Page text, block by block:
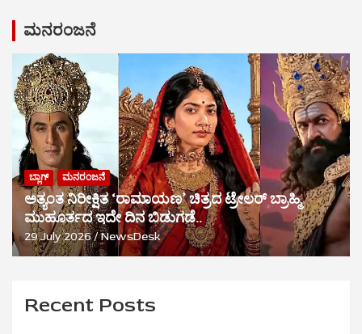
ಮನರಂಜನೆ
ಬ್ಲಾಗ್ ಮನರಂಜನೆ
ಅತ್ಯಂತ ನಿರೀಕ್ಷಿತ ‘ರಾಮಾಯಣ’ ಚಿತ್ರದ ಟ್ರೇಲರ್ ಬ್ರಾಹ್ಮಿ
ಮುಹೂರ್ತದ ಇದೇ ದಿನ ಬಿಡುಗಡೆ..
29 July 2026 NewsDesk
Recent Posts